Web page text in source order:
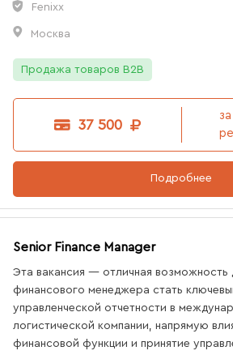
2вакансии
Fenixx
Москва
Продажа товаров B2B
37 500
Подробнее
Senior Finance Manager
Эта вакансия — отличная возможность
финансового менеджера стать
управленческой отчетности в
логистической компании, напрямую
финансовой функции и принятие